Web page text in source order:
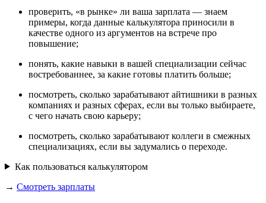
проверить, «в рынке» ли ваша зарплата — знаем
примеры, когда данные калькулятора приносили в
качестве одного из аргументов на встрече про
повышение;
понять, какие навыки в вашей специализации сейчас
востребованнее, за какие готовы платить больше;
посмотреть, сколько зарабатывают айтишники в разных
компаниях и разных сферах, если вы только выбираете,
с чего начать свою карьеру;
посмотреть, сколько зарабатывают коллеги в смежных
специализациях, если вы задумались о переходе.
Как пользоваться калькулятором
→ Смотреть зарплаты